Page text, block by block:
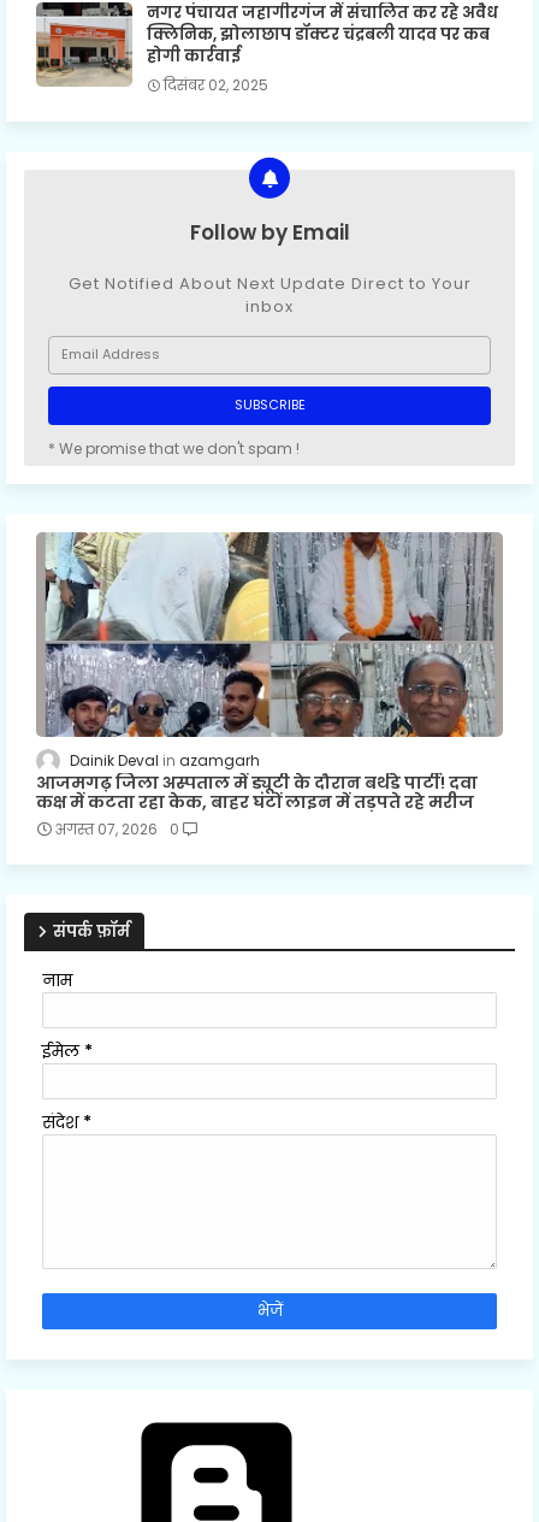
नगर पंचायत जहागीरगंज में संचालित कर रहे अवैध
क्लिनिक, झोलाछाप डॉक्टर चंद्रबली यादव पर कब
होगी कार्रवाई
दिसंबर 02, 2025
Follow by Email
Get Notified About Next Update Direct to Your
inbox
* We promise that we don't spam !
Dainik Deval azamgarh
आजमगढ़ जिला अस्पताल में ड्यूटी के दौरान बर्थडे पार्टी! दवा
कक्ष में कटता रहा केक, बाहर घंटों लाइन में तड़पते रहे मरीज
अगस्त 07, 2026 0
संपर्क फ़ॉर्म
नाम
ईमेल *
संदेश *